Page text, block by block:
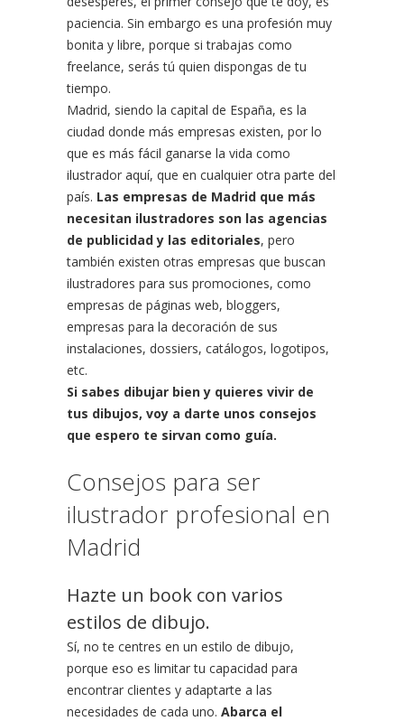
paciencia. Sin embargo es una profesión muy
bonita y libre, porque si trabajas como
freelance, serás tú quien dispongas de tu
tiempo.
Madrid, siendo la capital de España, es la
ciudad donde más empresas existen, por lo
que es más fácil ganarse la vida como
ilustrador aquí, que en cualquier otra parte del
país. Las empresas de Madrid que más
necesitan ilustradores son las agencias
de publicidad y las editoriales, pero
también existen otras empresas que buscan
ilustradores para sus promociones, como
empresas de páginas web, bloggers,
empresas para la decoración de sus
instalaciones, dossiers, catálogos, logotipos,
etc.
Si sabes dibujar bien y quieres vivir de
tus dibujos, voy a darte unos consejos
que espero te sirvan como guía.
Consejos para ser
ilustrador profesional en
Madrid
Hazte un book con varios
estilos de dibujo.
Sí, no te centres en un estilo de dibujo,
porque eso es limitar tu capacidad para
encontrar clientes y adaptarte a las
necesidades de cada uno. Abarca el